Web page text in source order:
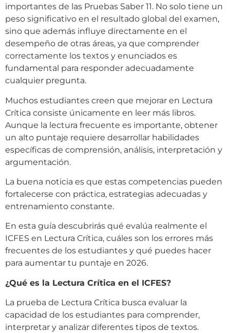
importantes de las Pruebas Saber 11. No solo tiene un
peso significativo en el resultado global del examen,
sino que además influye directamente en el
desempeño de otras áreas, ya que comprender
correctamente los textos y enunciados es
fundamental para responder adecuadamente
cualquier pregunta.
Muchos estudiantes creen que mejorar en Lectura
Crítica consiste únicamente en leer más libros.
Aunque la lectura frecuente es importante, obtener
un alto puntaje requiere desarrollar habilidades
específicas de comprensión, análisis, interpretación y
argumentación.
La buena noticia es que estas competencias pueden
fortalecerse con práctica, estrategias adecuadas y
entrenamiento constante.
En esta guía descubrirás qué evalúa realmente el
ICFES en Lectura Crítica, cuáles son los errores más
frecuentes de los estudiantes y qué puedes hacer
para aumentar tu puntaje en 2026.
¿Qué es la Lectura Crítica en el ICFES?
La prueba de Lectura Crítica busca evaluar la
capacidad de los estudiantes para comprender,
interpretar y analizar diferentes tipos de textos.